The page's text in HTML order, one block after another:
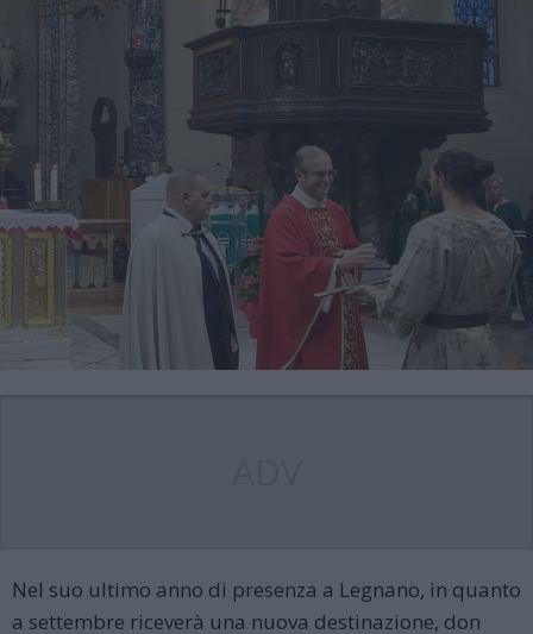
Nel suo ultimo anno di presenza a Legnano, in quanto
a settembre riceverà una nuova destinazione, don